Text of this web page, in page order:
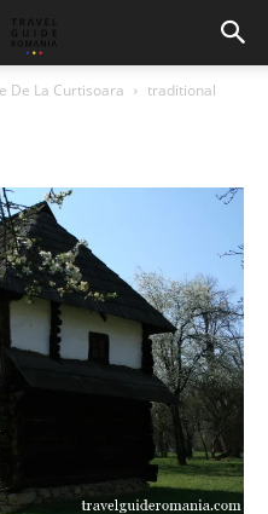
De La Curtisoara
traditional